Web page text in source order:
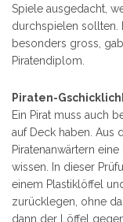
Spiele ausgedacht,
durchspielen sollten.
besonders gross,
Piratendiplom.
Piraten-
Ein Pirat muss auch
auf Deck haben. Aus
Piratenanwärtern
wissen. In dieser
einem Plastiklöffel
zurücklegen, ohne
dann der Löffel